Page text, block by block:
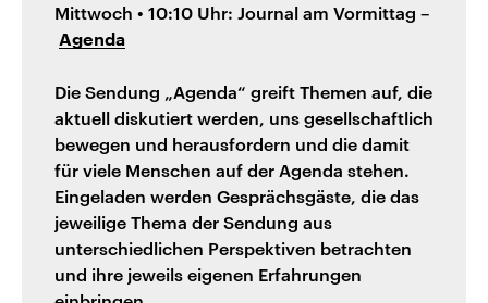
Mittwoch • 10:10 Uhr: Journal am Vormittag –
Agenda
Die Sendung „Agenda“ greift Themen auf, die
aktuell diskutiert werden, uns gesellschaftlich
bewegen und herausfordern und die damit
für viele Menschen auf der Agenda stehen.
Eingeladen werden Gesprächsgäste, die das
jeweilige Thema der Sendung aus
unterschiedlichen Perspektiven betrachten
und ihre jeweils eigenen Erfahrungen